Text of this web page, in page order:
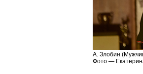
А. Злобин
Фото —